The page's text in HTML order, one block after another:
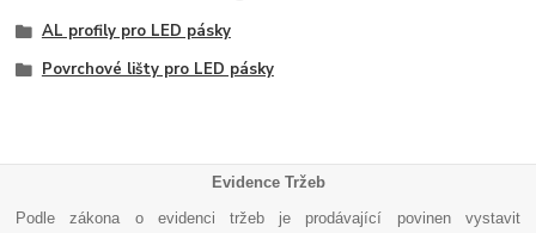
AL profily pro LED pásky
Povrchové lišty pro LED pásky
Evidence Tržeb
Podle zákona o evidenci tržeb je prodávající povinen vystavit